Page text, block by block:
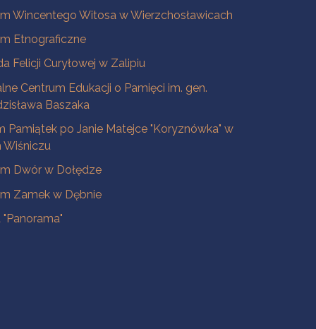
Wincentego Witosa w Wierzchosławicach
Etnograficzne
Felicji Curyłowej w Zalipiu
Centrum Edukacji o Pamięci im. gen.
Baszaka
Pamiątek po Janie Matejce "Koryznówka" w
Wiśniczu
Dwór w Dołędze
Zamek w Dębnie
"Panorama"